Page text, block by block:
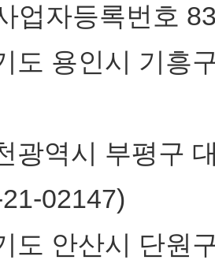
업자등록번호
도 용인시 기흥
광역시 부평구
02147)
도 안산시 단원